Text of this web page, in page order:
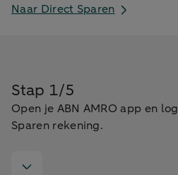
Naar Direct Sparen
Stap 1/5
Open je ABN AMRO app en
Sparen rekening.